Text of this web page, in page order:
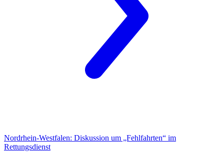
Nordrhein-Westfalen: Diskussion um „Fehlfahrten“ im
Rettungsdienst